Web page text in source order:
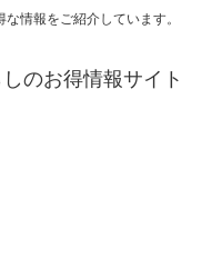
情報をご紹介しています。
のお得情報サイト